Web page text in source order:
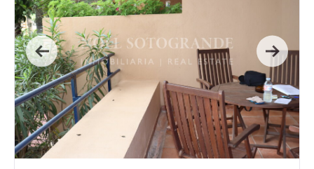
Previous Next